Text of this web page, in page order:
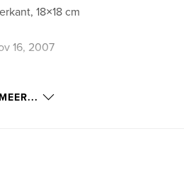
18×18 cm
16, 2007
MEER...